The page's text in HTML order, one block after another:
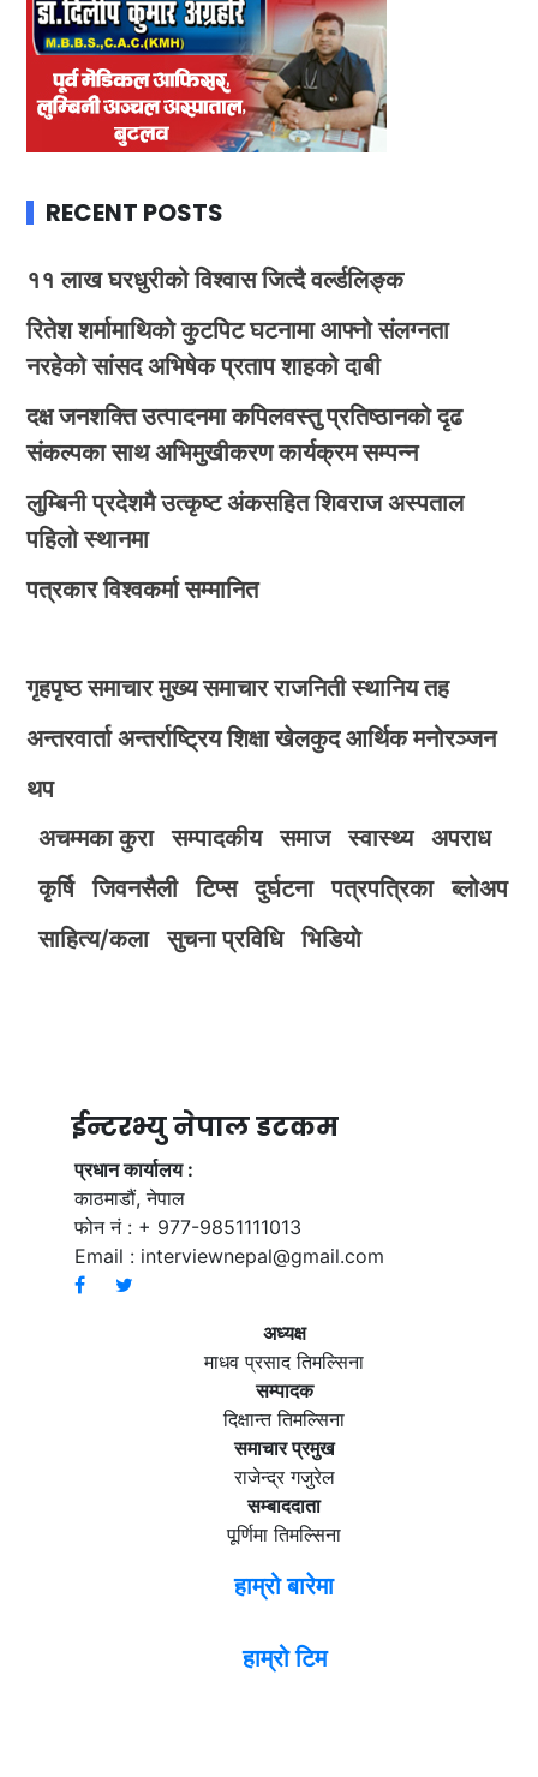
RECENT POSTS
११ लाख घरधुरीको विश्वास जित्दै वर्ल्डलिङ्क
रितेश शर्मामाथिको कुटपिट घटनामा आफ्नो संलग्नता
नरहेको सांसद अभिषेक प्रताप शाहको दाबी
दक्ष जनशक्ति उत्पादनमा कपिलवस्तु प्रतिष्ठानको दृढ
संकल्पका साथ अभिमुखीकरण कार्यक्रम सम्पन्न
लुम्बिनी प्रदेशमै उत्कृष्ट अंकसहित शिवराज अस्पताल
पहिलो स्थानमा
पत्रकार विश्वकर्मा सम्मानित
गृहपृष्ठ समाचार मुख्य समाचार राजनिती स्थानिय तह
अन्तरवार्ता अन्तर्राष्ट्रिय शिक्षा खेलकुद आर्थिक मनोरञ्जन
थप
अचम्मका कुरा
सम्पादकीय समाज स्वास्थ्य
अपराध
कृर्षि
जिवनसैली टिप्स दुर्घटना पत्रपत्रिका
ब्लोअप
साहित्य/कला
सुचना प्रविधि भिडियाे
ईन्टरभ्यु नेपाल डटकम
प्रधान कार्यालय :
काठमाडौं, नेपाल
फोन नं : + 977-9851111013
Email : interviewnepal@gmail.com
अध्यक्ष
माधव प्रसाद तिमल्सिना
सम्पादक
दिक्षान्त तिमल्सिना
समाचार प्रमुख
राजेन्द्र गजुरेल
सम्बाददाता
पूर्णिमा तिमल्सिना
हाम्रो बारेमा
हाम्रो टिम